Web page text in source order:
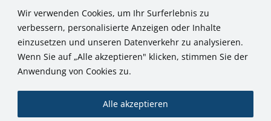
Wir verwenden Cookies, um Ihr Surferlebnis zu
verbessern, personalisierte Anzeigen oder Inhalte
einzusetzen und unseren Datenverkehr zu analysieren.
Wenn Sie auf „Alle akzeptieren" klicken, stimmen Sie der
Anwendung von Cookies zu.
Alle akzeptieren
Datenschutzerklärung
Termin Buchen